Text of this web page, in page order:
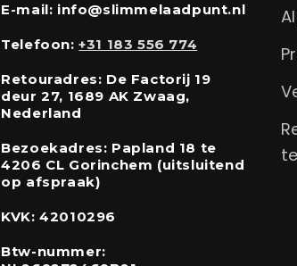
E-mail: info@slimmelaadpunt.nl
Telefoon:+31 183 556 774
Retouradres: De Factorij 19
deur 27, 1689 AK Zwaag,
Nederland
Bezoekadres: Papland 18 te
4206 CL Gorinchem (uitsluitend
op afspraak)
KVK: 42010296
Btw-nummer: